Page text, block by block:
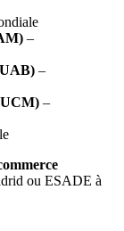
–
–
–
ou ESADE à